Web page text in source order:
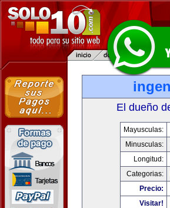
El dueño
Mayusculas:
Minusculas:
Longitud:
Categorias:
Precio:
Visitar!